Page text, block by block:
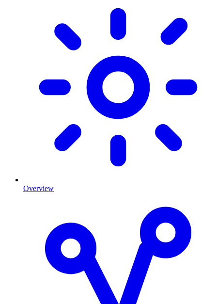
Overview